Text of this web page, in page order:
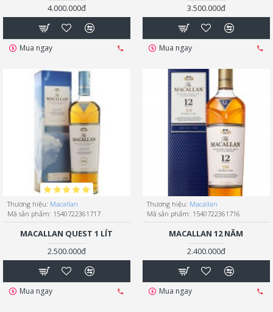
4.000.000đ
Mua ngay
3.500.000đ
Mua ngay
Thương hiệu: Macallan
Mã sản phẩm: 1540722361717
MACALLAN QUEST 1 LÍT
2.500.000đ
Mua ngay
Thương hiệu: Macallan
Mã sản phẩm: 1540722361716
MACALLAN 12 NĂM
2.400.000đ
Mua ngay